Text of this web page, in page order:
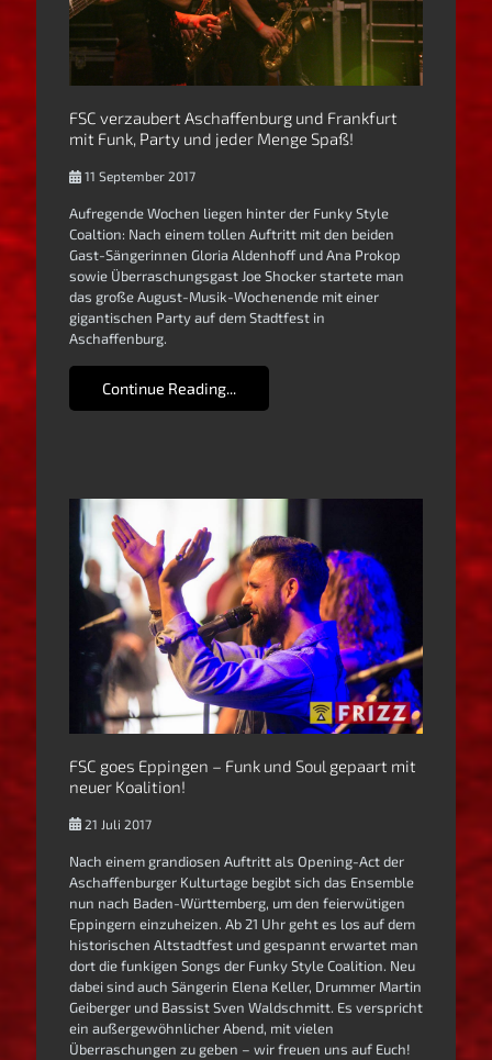
FSC verzaubert Aschaffenburg und Frankfurt
mit Funk, Party und jeder Menge Spaß!
11 September 2017
Aufregende Wochen liegen hinter der Funky Style
Coaltion: Nach einem tollen Auftritt mit den beiden
Gast-Sängerinnen Gloria Aldenhoff und Ana Prokop
sowie Überraschungsgast Joe Shocker startete man
das große August-Musik-Wochenende mit einer
gigantischen Party auf dem Stadtfest in
Aschaffenburg.
Continue Reading...
FSC goes Eppingen – Funk und Soul gepaart mit
neuer Koalition!
21 Juli 2017
Nach einem grandiosen Auftritt als Opening-Act der
Aschaffenburger Kulturtage begibt sich das Ensemble
nun nach Baden-Württemberg, um den feierwütigen
Eppingern einzuheizen. Ab 21 Uhr geht es los auf dem
historischen Altstadtfest und gespannt erwartet man
dort die funkigen Songs der Funky Style Coalition. Neu
dabei sind auch Sängerin Elena Keller, Drummer Martin
Geiberger und Bassist Sven Waldschmitt. Es verspricht
ein außergewöhnlicher Abend, mit vielen
Überraschungen zu geben – wir freuen uns auf Euch!